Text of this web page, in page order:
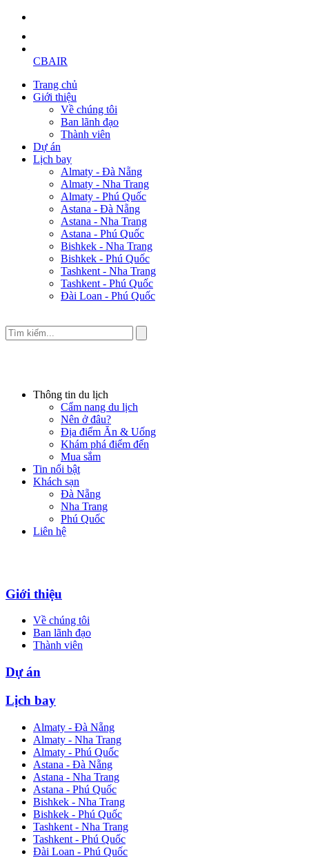
CBAIR
Trang chủ
Giới thiệu
Về chúng tôi
Ban lãnh đạo
Thành viên
Dự án
Lịch bay
Almaty - Đà Nẵng
Almaty - Nha Trang
Almaty - Phú Quốc
Astana - Đà Nẵng
Astana - Nha Trang
Astana - Phú Quốc
Bishkek - Nha Trang
Bishkek - Phú Quốc
Tashkent - Nha Trang
Tashkent - Phú Quốc
Đài Loan - Phú Quốc
Thông tin du lịch
Cẩm nang du lịch
Nên ở đâu?
Địa điểm Ăn & Uống
Khám phá điểm đến
Mua sắm
Tin nổi bật
Khách sạn
Đà Nẵng
Nha Trang
Phú Quốc
Liên hệ
Giới thiệu
Về chúng tôi
Ban lãnh đạo
Thành viên
Dự án
Lịch bay
Almaty - Đà Nẵng
Almaty - Nha Trang
Almaty - Phú Quốc
Astana - Đà Nẵng
Astana - Nha Trang
Astana - Phú Quốc
Bishkek - Nha Trang
Bishkek - Phú Quốc
Tashkent - Nha Trang
Tashkent - Phú Quốc
Đài Loan - Phú Quốc